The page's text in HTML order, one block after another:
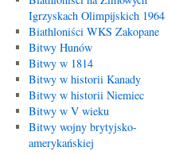
Igrzyskach Olimpijskich 1964
Biathloniści WKS Zakopane
Bitwy Hunów
Bitwy w 1814
Bitwy w historii Kanady
Bitwy w historii Niemiec
Bitwy w V wieku
Bitwy wojny brytyjsko-
amerykańskiej